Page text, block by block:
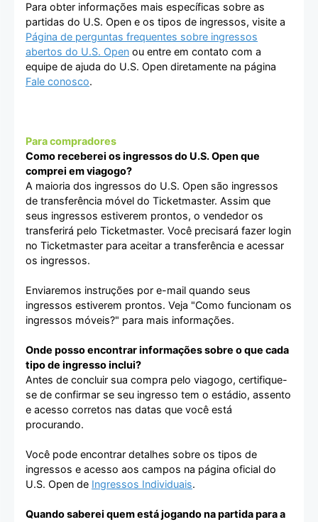
Para obter informações mais específicas sobre as
partidas do U.S. Open e os tipos de ingressos, visite a
Página de perguntas frequentes sobre ingressos
abertos do U.S. Open ou entre em contato com a
equipe de ajuda do U.S. Open diretamente na página
Fale conosco.
Para compradores
Como receberei os ingressos do U.S. Open que
comprei em viagogo?
A maioria dos ingressos do U.S. Open são ingressos
de transferência móvel do Ticketmaster. Assim que
seus ingressos estiverem prontos, o vendedor os
transferirá pelo Ticketmaster. Você precisará fazer login
no Ticketmaster para aceitar a transferência e acessar
os ingressos.
Enviaremos instruções por e-mail quando seus
ingressos estiverem prontos. Veja "Como funcionam os
ingressos móveis?" para mais informações.
Onde posso encontrar informações sobre o que cada
tipo de ingresso inclui?
Antes de concluir sua compra pelo viagogo, certifique-
se de confirmar se seu ingresso tem o estádio, assento
e acesso corretos nas datas que você está
procurando.
Você pode encontrar detalhes sobre os tipos de
ingressos e acesso aos campos na página oficial do
U.S. Open de Ingressos Individuais.
Quando saberei quem está jogando na partida para a